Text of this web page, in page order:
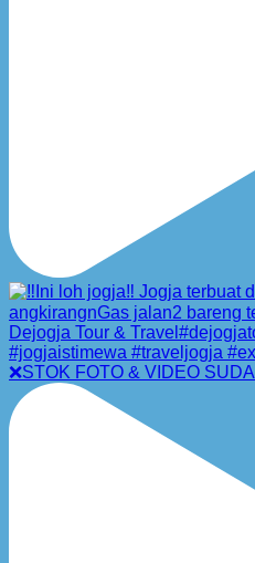
❌STOK FOTO & VIDEO